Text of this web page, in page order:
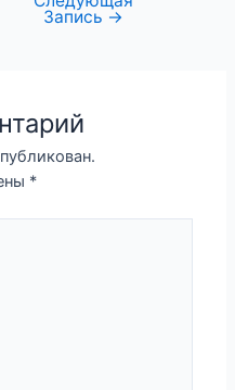
Запись →
*